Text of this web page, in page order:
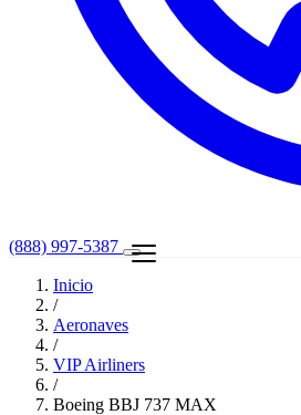
(888) 997-5387
Inicio
/
Aeronaves
/
VIP Airliners
/
Boeing BBJ 737 MAX